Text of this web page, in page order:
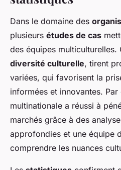
Dans le domaine des
plusieurs études de cas
des équipes multiculturelles.
diversité culturelle, tirent
variées, qui favorisent la
informées et innovantes. Par
multinationale a réussi à
marchés grâce à des
approfondies et une équipe
comprendre les nuances